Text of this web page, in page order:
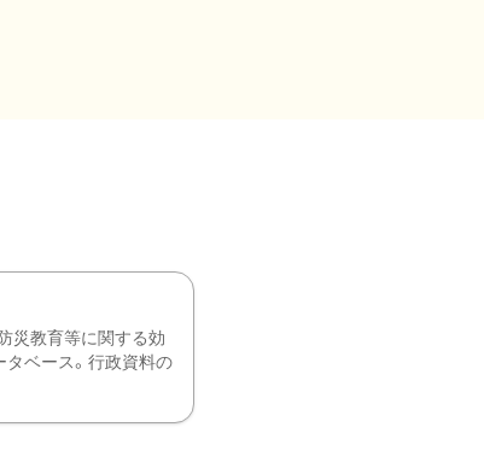
災教育等に関する効
タベース。行政資料の